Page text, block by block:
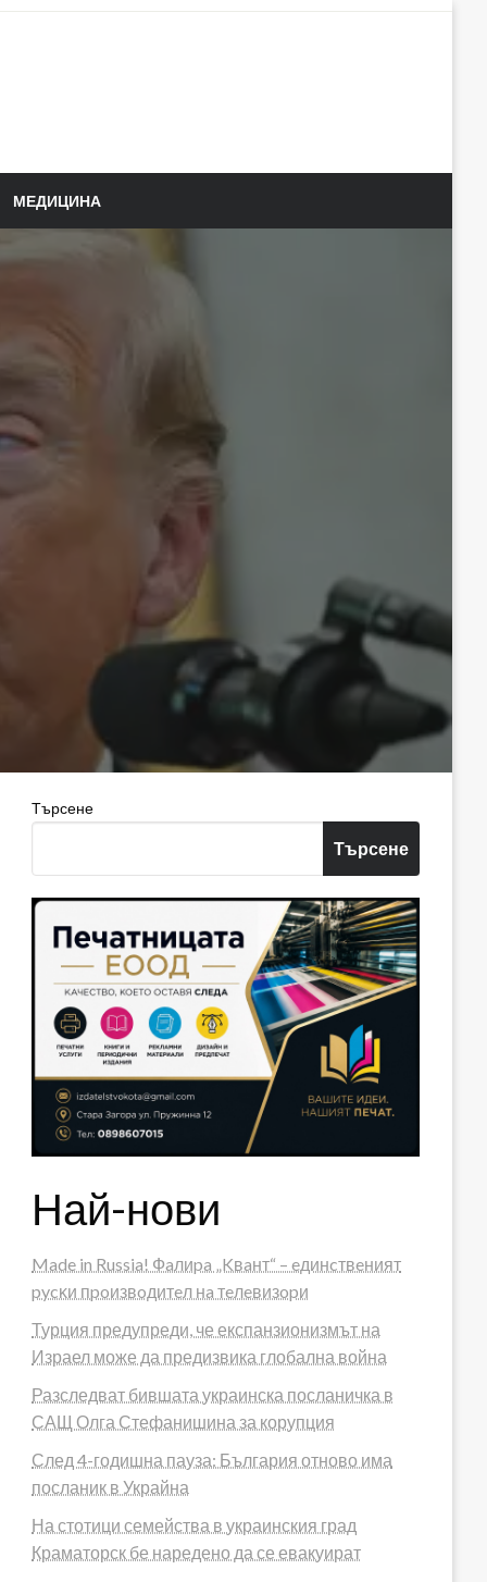
МЕДИЦИНА
Търсене
Търсене
Най-нови
Made in Russia! Фaлиpa „Kвaнт“ – eдинcтвeният
pycĸи пpoизвoдитeл нa тeлeвизopи
Турция предупреди, че експанзионизмът на
Израел може да предизвика глобална война
Разследват бившата украинска посланичка в
САЩ Олга Стефанишина за корупция
След 4-годишна пауза: България отново има
посланик в Украйна
На стотици семейства в украинския град
Краматорск бе наредено да се евакуират